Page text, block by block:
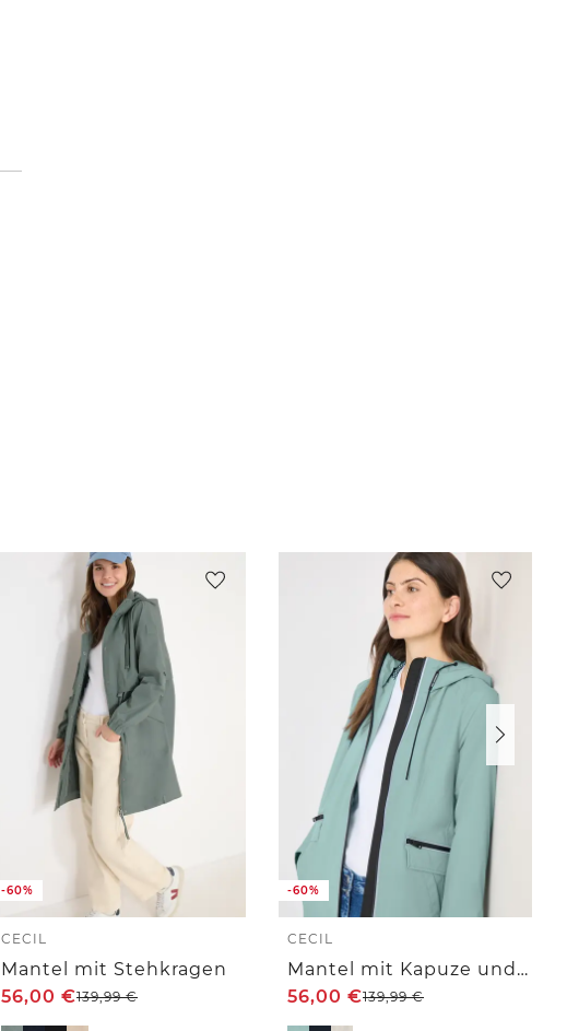
-60%
CECIL
Mantel mit Stehkragen
56,00 €139,99€
-60%
CECIL
Mantel mit Kapuze und 2-Wege-Zipper
56,00 €139,99€